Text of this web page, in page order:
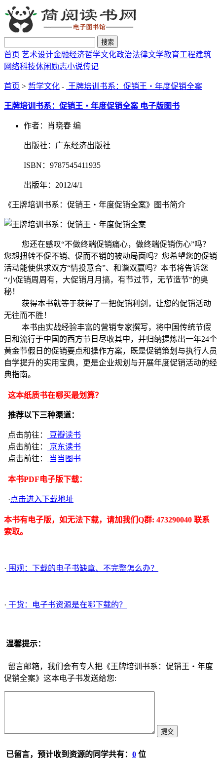
搜索
首页 艺术设计金融经济哲学文化政治法律文学教育工程建筑
网络科技休闲励志小说传记
首页 > 哲学文化 - 王牌培训书系：促销王・年度促销全案
王牌培训书系：促销王・年度促销全案 电子版图书
作者：肖晓春 编
出版社：广东经济出版社
ISBN：9787545411935
出版年：2012/4/1
《王牌培训书系：促销王・年度促销全案》图书简介
您还在感叹“不做终端促销痛心，做终端促销伤心”吗？
您想扭转不促不销、促而不销的被动局面吗？您希望您的促销
活动能使供求双方“情投意合”、和谐双赢吗？本书将告诉您
“小促销周周有，大促销月月搞，有节过节，无节造节”的奥
秘！
获得本书就等于获得了一把促销利剑，让您的促销活动
无往而不胜！
本书由实战经验丰富的营销专家撰写，将中国传统节假
日和流行于中国的西方节日尽收其中，并归纳提炼出一年24个
黄金节假日的促销要点和操作方案，既是促销策划与执行人员
自学提升的实用宝典，更是企业规划与开展年度促销活动的经
典指南。
这本纸质书在哪买最划算？
推荐以下三种渠道：
点击前往：
豆瓣读书
点击前往：
京东读书
点击前往：
当当图书
本书PDF电子版下载：
·点击进入下载地址
本书有电子版，如无法下载，请加我们Q群: 473290040 联系
索取。
· 围观：下载的电子书缺章、不完整怎么办？
· 干货：电子书资源是在哪下载的？
温馨提示：
留言邮箱，我们会有专人把《王牌培训书系：促销王・年度
促销全案》这本电子书发送给您:
已留言，预计收到资源的同学共有： 0 位